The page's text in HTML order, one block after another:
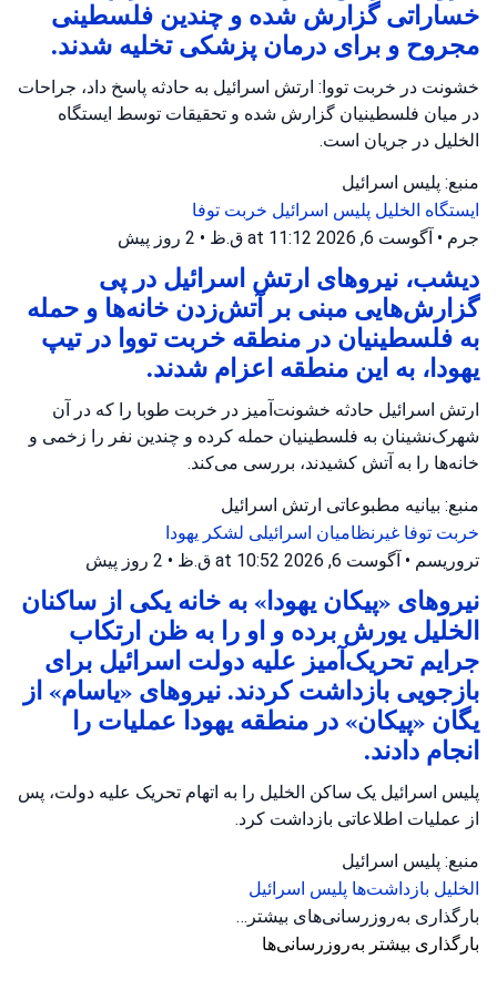
خساراتی گزارش شده و چندین فلسطینی
مجروح و برای درمان پزشکی تخلیه شدند.
خشونت در خربت تووا: ارتش اسرائیل به حادثه پاسخ داد، جراحات
در میان فلسطینیان گزارش شده و تحقیقات توسط ایستگاه
الخلیل در جریان است.
منبع: پلیس اسرائیل
ایستگاه الخلیل پلیس اسرائیل خربت توفا
جرم • آگوست 6, 2026 at 11:12 ق.ظ • 2 روز پیش
دیشب، نیروهای ارتش اسرائیل در پی
گزارش‌هایی مبنی بر آتش‌زدن خانه‌ها و حمله
به فلسطینیان در منطقه خربت تووا در تیپ
یهودا، به این منطقه اعزام شدند.
ارتش اسرائیل حادثه خشونت‌آمیز در خربت طوبا را که در آن
شهرک‌نشینان به فلسطینیان حمله کرده و چندین نفر را زخمی و
خانه‌ها را به آتش کشیدند، بررسی می‌کند.
منبع: بیانیه مطبوعاتی ارتش اسرائیل
خربت توفا غیرنظامیان اسرائیلی لشکر یهودا
تروریسم • آگوست 6, 2026 at 10:52 ق.ظ • 2 روز پیش
نیروهای «پیکان یهودا» به خانه یکی از ساکنان
الخلیل یورش برده و او را به ظن ارتکاب
جرایم تحریک‌آمیز علیه دولت اسرائیل برای
بازجویی بازداشت کردند. نیروهای «یاسام» از
یگان «پیکان» در منطقه یهودا عملیات را
انجام دادند.
پلیس اسرائیل یک ساکن الخلیل را به اتهام تحریک علیه دولت، پس
از عملیات اطلاعاتی بازداشت کرد.
منبع: پلیس اسرائیل
الخلیل بازداشت‌ها پلیس اسرائیل
بارگذاری به‌روزرسانی‌های بیشتر…
بارگذاری بیشتر به‌روزرسانی‌ها